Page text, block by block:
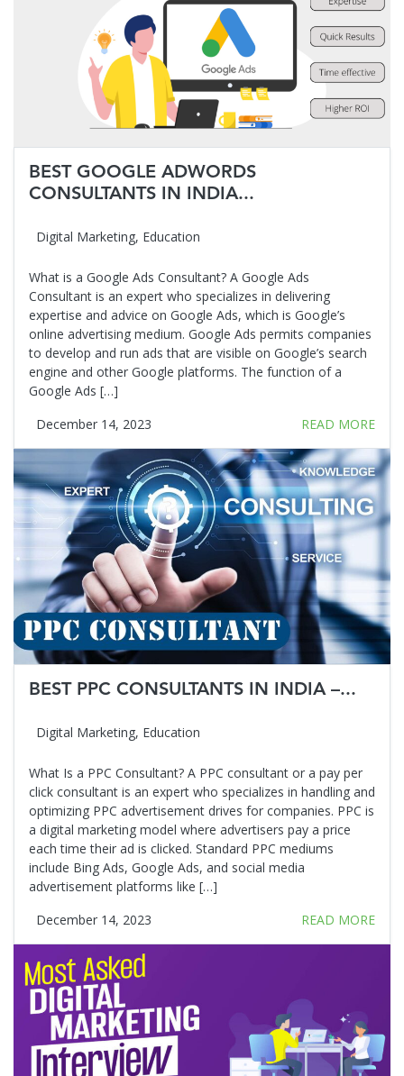
BEST GOOGLE ADWORDS
CONSULTANTS IN INDIA...
Digital Marketing, Education
What is a Google Ads Consultant? A Google Ads
Consultant is an expert who specializes in delivering
expertise and advice on Google Ads, which is Google’s
online advertising medium. Google Ads permits companies
to develop and run ads that are visible on Google’s search
engine and other Google platforms. The function of a
Google Ads […]
December 14, 2023
READ MORE
BEST PPC CONSULTANTS IN INDIA –...
Digital Marketing, Education
What Is a PPC Consultant? A PPC consultant or a pay per
click consultant is an expert who specializes in handling and
optimizing PPC advertisement drives for companies. PPC is
a digital marketing model where advertisers pay a price
each time their ad is clicked. Standard PPC mediums
include Bing Ads, Google Ads, and social media
advertisement platforms like […]
December 14, 2023
READ MORE